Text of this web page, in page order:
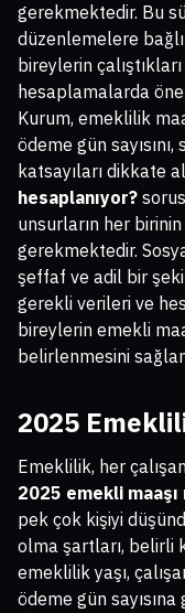
gerekmektedir. Bu
düzenlemelere
bireylerin
hesaplamalarda
Kurum, emeklilik
ödeme gün
katsayıları dikkate
hesaplanıyor?
unsurların her
gerekmektedir.
şeffaf ve adil bir
gerekli verileri ve
bireylerin emekli
belirlenmesini
2025
Emeklilik, her
2025 emekli
pek çok kişiyi
olma şartları, belirli
emeklilik yaşı,
ödeme gün